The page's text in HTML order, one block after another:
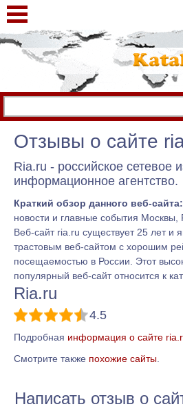
Отзывы о сайте
Ria.ru - российское сетевое
информационное агентство.
Краткий обзор данного веб-сайта:
новости и главные события Москвы,
Веб-сайт ria.ru существует 25 лет и
трастовым веб-сайтом с хорошим
посещаемостью в России. Этот
популярный веб-сайт относится к
Ria.ru
4.5
Подробная информация о сайте
Смотрите также похожие сайты.
Написать отзыв о